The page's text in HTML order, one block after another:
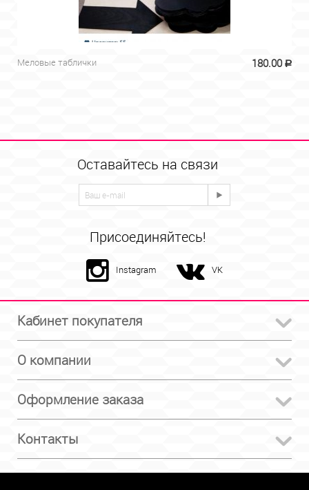
Меловые таблички 180.00 Р
Оставайтесь на связи
Присоединяйтесь!
Instagram VK
Кабинет покупателя
О компании
Оформление заказа
Контакты